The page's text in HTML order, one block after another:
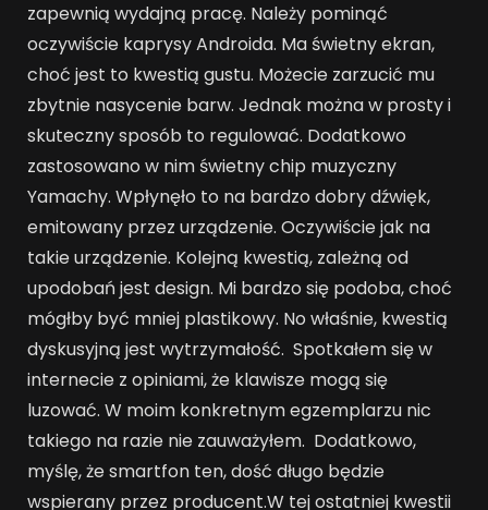
zapewnią wydajną pracę. Należy pominąć
oczywiście kaprysy Androida. Ma świetny ekran,
choć jest to kwestią gustu. Możecie zarzucić mu
zbytnie nasycenie barw. Jednak można w prosty i
skuteczny sposób to regulować. Dodatkowo
zastosowano w nim świetny chip muzyczny
Yamachy. Wpłynęło to na bardzo dobry dźwięk,
emitowany przez urządzenie. Oczywiście jak na
takie urządzenie. Kolejną kwestią, zależną od
upodobań jest design. Mi bardzo się podoba, choć
mógłby być mniej plastikowy. No właśnie, kwestią
dyskusyjną jest wytrzymałość. Spotkałem się w
internecie z opiniami, że klawisze mogą się
luzować. W moim konkretnym egzemplarzu nic
takiego na razie nie zauważyłem. Dodatkowo,
myślę, że smartfon ten, dość długo będzie
wspierany przez producent.W tej ostatniej kwestii